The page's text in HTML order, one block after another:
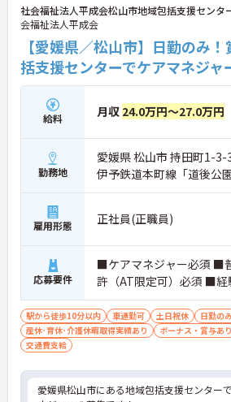
社会福祉法人平成会松山市地域包括支援センタ
会福祉法人平成会
【愛媛県／松山市】日勤のみ
括支援センターでケアマネジャ
給料 月収 24.0万円～27.0万円
勤務地
愛媛県 松山市 持田町1-3-
伊予鉄道本町線「道後公
雇用形態 正社員(正職員)
応募要件
■ケアマネジャー必須 ■
許（AT限定可）必須 ■経
駅から徒歩10分以内 車通勤可 土日祝休 日勤の
産休･育休･介護休暇取得実績あり
ボーナス・賞与あり
交通費支給
愛媛県松山市にある地域包括支援センター